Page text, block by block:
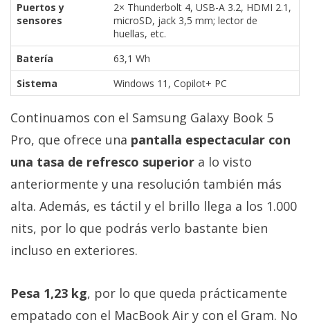
Puertos y
sensores
2× Thunderbolt 4, USB-A 3.2, HDMI 2.1,
microSD, jack 3,5 mm; lector de
huellas, etc.
Batería
63,1 Wh
Sistema
Windows 11, Copilot+ PC
Continuamos con el Samsung Galaxy Book 5
Pro, que ofrece una pantalla espectacular con
una tasa de refresco superior a lo visto
anteriormente y una resolución también más
alta. Además, es táctil y el brillo llega a los 1.000
nits, por lo que podrás verlo bastante bien
incluso en exteriores.
Pesa 1,23 kg, por lo que queda prácticamente
empatado con el MacBook Air y con el Gram. No